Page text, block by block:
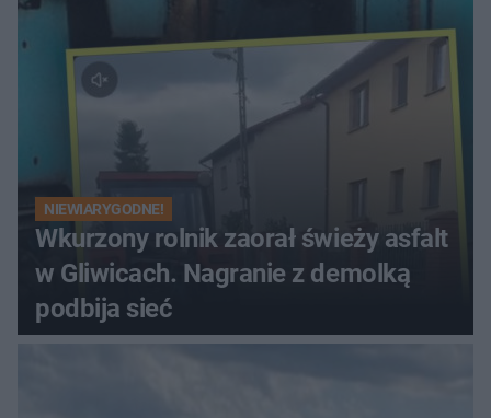
NIEWIARYGODNE!
Wkurzony rolnik zaorał świeży asfalt
w Gliwicach. Nagranie z demolką
podbija sieć